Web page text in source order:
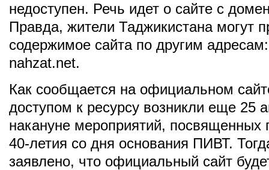
недоступен. Речь идет о сайте с
Правда, жители Таджикистана могут
содержимое сайта по другим
nahzat.net.
Как сообщается на официальном
доступом к ресурсу возникли еще 25
накануне мероприятий, посвященных
40-летия со дня основания ПИВТ.
заявлено, что официальный сайт